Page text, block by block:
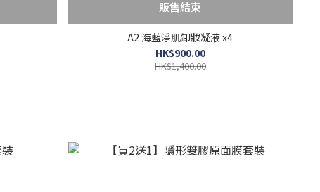
販售結束
A2 海藍淨肌卸妝凝液 x4
HK$900.00
HK$1,400.00